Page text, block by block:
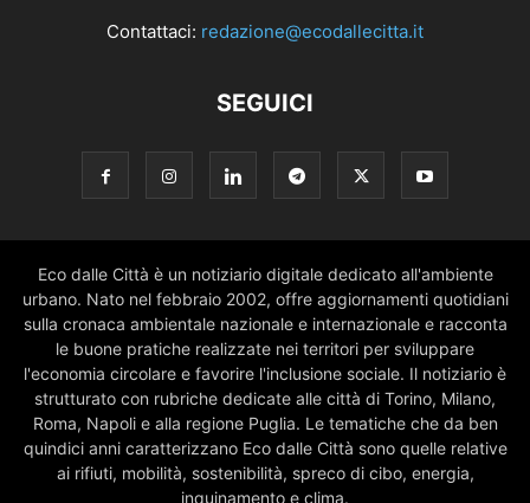
Contattaci: redazione@ecodallecitta.it
SEGUICI
Eco dalle Città è un notiziario digitale dedicato all'ambiente
urbano. Nato nel febbraio 2002, offre aggiornamenti quotidiani
sulla cronaca ambientale nazionale e internazionale e racconta
le buone pratiche realizzate nei territori per sviluppare
l'economia circolare e favorire l'inclusione sociale. Il notiziario è
strutturato con rubriche dedicate alle città di Torino, Milano,
Roma, Napoli e alla regione Puglia. Le tematiche che da ben
quindici anni caratterizzano Eco dalle Città sono quelle relative
ai rifiuti, mobilità, sostenibilità, spreco di cibo, energia,
inquinamento e clima.